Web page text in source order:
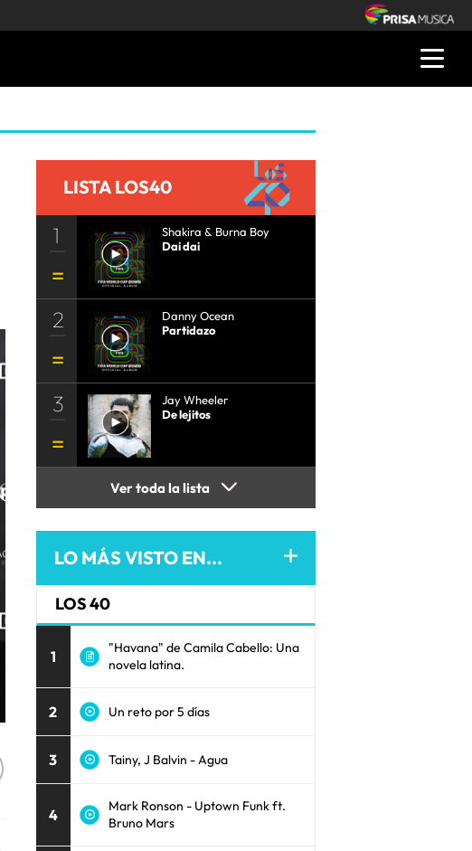
LISTA LOS40
1
Shakira & Burna Boy
Dai dai
2
Danny Ocean
Partidazo
3
Jay Wheeler
De lejitos
Ver toda la lista
LO MÁS VISTO EN...
LOS 40
1
"Havana" de Camila Cabello: Una
novela latina.
2 Un reto por 5 días
3 Tainy, J Balvin - Agua
4
Mark Ronson - Uptown Funk ft.
Bruno Mars